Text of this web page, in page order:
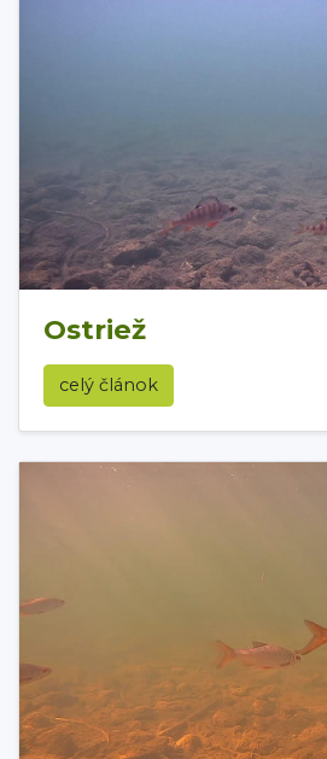
Ostriež
celý článok